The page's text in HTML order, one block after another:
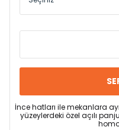
İnce hatları ile mekanlara
yüzeylerdeki özel açılı